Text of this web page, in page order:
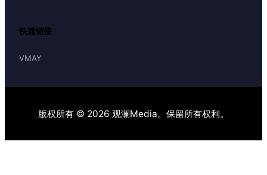
快速链接
VMAY
版权所有 © 2026 观澜Media。保留所有权利。